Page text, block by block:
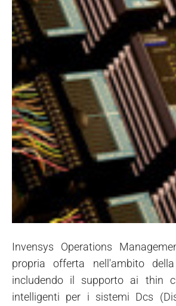
Invensys Operations
propria offerta nell'ambito
includendo il supporto ai thin
intelligenti per i sistemi Dcs